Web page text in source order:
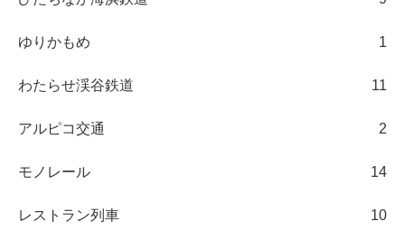
ゆりかもめ 1
わたらせ渓谷鉄道 11
アルピコ交通 2
モノレール 14
レストラン列車 10